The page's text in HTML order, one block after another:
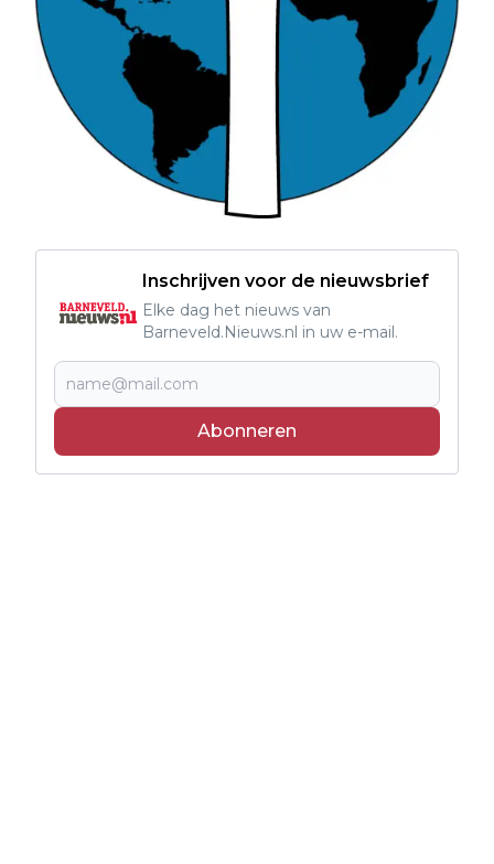
Inschrijven voor de nieuwsbrief
Elke dag het nieuws van
Barneveld.Nieuws.nl in uw e-mail.
Abonneren